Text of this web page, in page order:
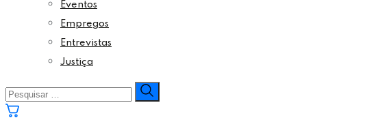
Eventos
Empregos
Entrevistas
Justiça